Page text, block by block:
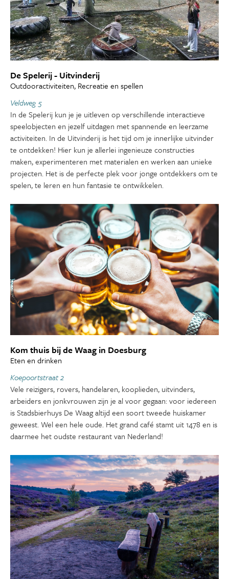
De Spelerij - Uitvinderij
Outdooractiviteiten, Recreatie en spellen
Veldweg 5
In de Spelerij kun je je uitleven op verschillende interactieve
speelobjecten en jezelf uitdagen met spannende en leerzame
activiteiten. In de Uitvinderij is het tijd om je innerlijke uitvinder
te ontdekken! Hier kun je allerlei ingenieuze constructies
maken, experimenteren met materialen en werken aan unieke
projecten. Het is de perfecte plek voor jonge ontdekkers om te
spelen, te leren en hun fantasie te ontwikkelen.
Kom thuis bij de Waag in Doesburg
Eten en drinken
Koepoortstraat 2
Vele reizigers, rovers, handelaren, kooplieden, uitvinders,
arbeiders en jonkvrouwen zijn je al voor gegaan: voor iedereen
is Stadsbierhuys De Waag altijd een soort tweede huiskamer
geweest. Wel een hele oude. Het grand café stamt uit 1478 en is
daarmee het oudste restaurant van Nederland!